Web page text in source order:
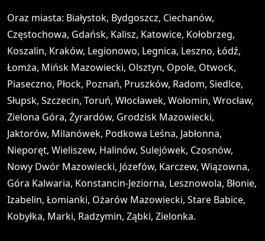
Oraz miasta: Białystok, Bydgoszcz, Ciechanów,
Częstochowa, Gdańsk, Kalisz, Katowice, Kołobrzeg,
Koszalin, Kraków, Legionowo, Legnica, Leszno, Łódź,
Łomża, Mińsk Mazowiecki, Olsztyn, Opole, Otwock,
Piaseczno, Płock, Poznań, Pruszków, Radom, Siedlce,
Słupsk, Szczecin, Toruń, Włocławek, Wołomin, Wrocław,
Zielona Góra, Żyrardów, Grodzisk Mazowiecki,
Jaktorów, Milanówek, Podkowa Leśna, Jabłonna,
Nieporęt, Wieliszew, Halinów, Sulejówek, Czosnów,
Nowy Dwór Mazowiecki, Józefów, Karczew, Wiązowna,
Góra Kalwaria, Konstancin-Jeziorna, Lesznowola, Błonie,
Izabelin, Łomianki, Ożarów Mazowiecki, Stare Babice,
Kobyłka, Marki, Radzymin, Ząbki, Zielonka.